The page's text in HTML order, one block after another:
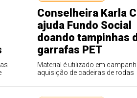
Conselheira Karla
ajuda Fundo Social
doando tampinhas
garrafas PET
Material é utilizado em
aquisição de cadeiras de rodas